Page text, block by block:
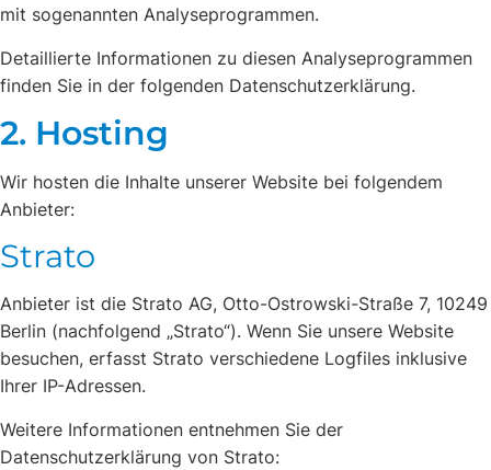
mit sogenannten Analyseprogrammen.
Detaillierte Informationen zu diesen Analyseprogrammen
finden Sie in der folgenden Datenschutzerklärung.
2. Hosting
Wir hosten die Inhalte unserer Website bei folgendem
Anbieter:
Strato
Anbieter ist die Strato AG, Otto-Ostrowski-Straße 7, 10249
Berlin (nachfolgend „Strato“). Wenn Sie unsere Website
besuchen, erfasst Strato verschiedene Logfiles inklusive
Ihrer IP-Adressen.
Weitere Informationen entnehmen Sie der
Datenschutzerklärung von Strato: